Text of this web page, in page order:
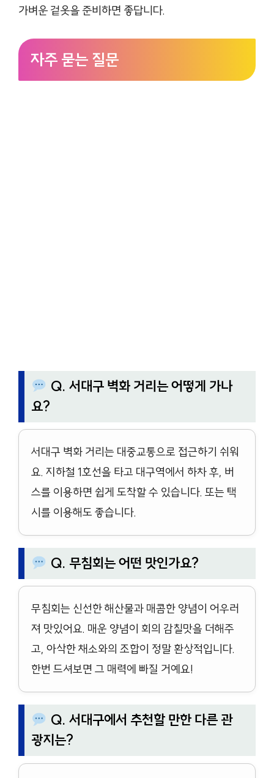
가벼운 겉옷을 준비하면 좋답니다.
자주 묻는 질문
Q. 서대구 벽화 거리는 어떻게 가나
요?
서대구 벽화 거리는 대중교통으로 접근하기 쉬워
요. 지하철 1호선을 타고 대구역에서 하차 후, 버
스를 이용하면 쉽게 도착할 수 있습니다. 또는 택
시를 이용해도 좋습니다.
Q. 무침회는 어떤 맛인가요?
무침회는 신선한 해산물과 매콤한 양념이 어우러
져 맛있어요. 매운 양념이 회의 감칠맛을 더해주
고, 아삭한 채소와의 조합이 정말 환상적입니다.
한번 드셔보면 그 매력에 빠질 거예요!
Q. 서대구에서 추천할 만한 다른 관
광지는?